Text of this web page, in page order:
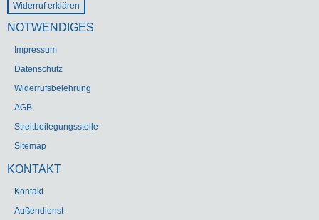
Widerruf erklären
NOTWENDIGES
Impressum
Datenschutz
Widerrufsbelehrung
AGB
Streitbeilegungsstelle
Sitemap
KONTAKT
Kontakt
Außendienst